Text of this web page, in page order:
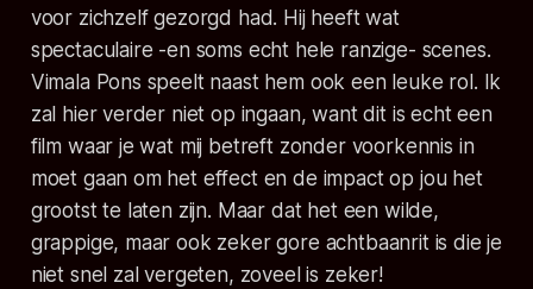
voor zichzelf gezorgd had. Hij heeft wat
spectaculaire -en soms echt hele ranzige- scenes.
Vimala Pons speelt naast hem ook een leuke rol. Ik
zal hier verder niet op ingaan, want dit is echt een
film waar je wat mij betreft zonder voorkennis in
moet gaan om het effect en de impact op jou het
grootst te laten zijn. Maar dat het een wilde,
grappige, maar ook zeker gore achtbaanrit is die je
niet snel zal vergeten, zoveel is zeker!